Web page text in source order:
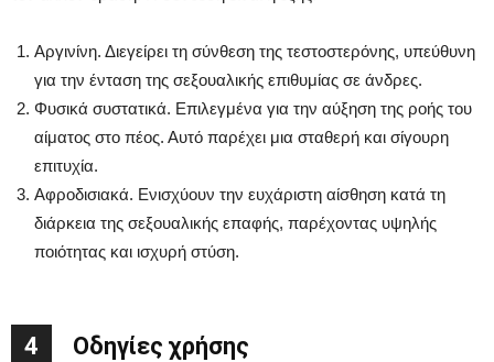
Αργινίνη. Διεγείρει τη σύνθεση της τεστοστερόνης, υπεύθυνη
για την ένταση της σεξουαλικής επιθυμίας σε άνδρες.
Φυσικά συστατικά. Επιλεγμένα για την αύξηση της ροής του
αίματος στο πέος. Αυτό παρέχει μια σταθερή και σίγουρη
επιτυχία.
Αφροδισιακά. Ενισχύουν την ευχάριστη αίσθηση κατά τη
διάρκεια της σεξουαλικής επαφής, παρέχοντας υψηλής
ποιότητας και ισχυρή στύση.
4 Οδηγίες χρήσης